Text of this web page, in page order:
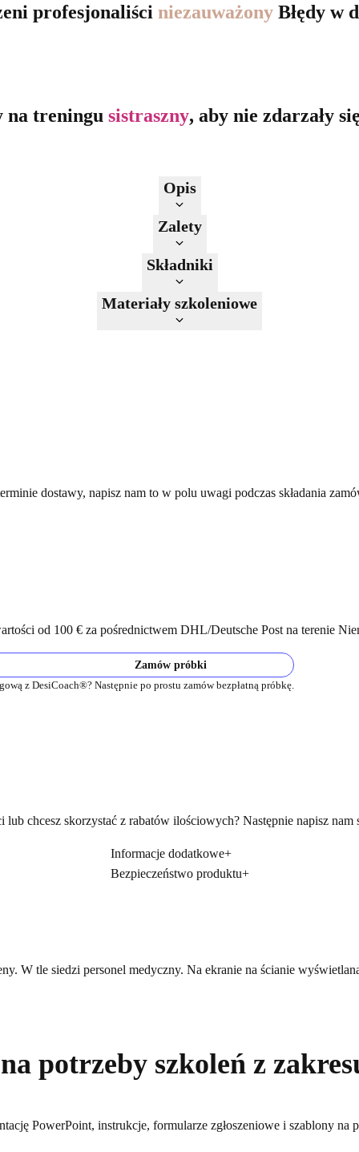
profesjonaliści niezauważonyBłędy w
na treningu sistraszny, aby nie zdarzały
Opis
Zalety
Składniki
Materiały szkoleniowe
dostawy, napisz nam to w polu uwagi podczas składania
od 100 € za pośrednictwem DHL/Deutsche Post na terenie
Zamów próbki
z DesiCoach®? Następnie po prostu zamów bezpłatną próbkę.
lub chcesz skorzystać z rabatów ilościowych? Następnie napisz
Informacje dodatkowe+
Bezpieczeństwo produktu+
potrzeby szkoleń z
PowerPoint, instrukcje, formularze zgłoszeniowe i szablony